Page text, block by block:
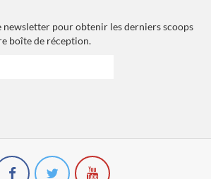
newsletter pour obtenir les derniers scoops
boîte de réception.